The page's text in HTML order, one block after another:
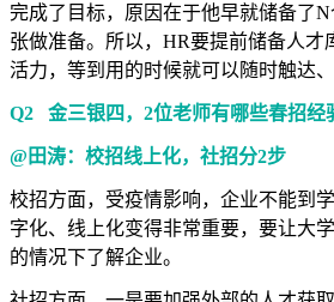
完成了目标，原因在于他早就储备了
张做准备。所以，HR要提前储备人才
活力，等到用的时候就可以随时触达、
Q2 金三银四，2位老师有哪些春招经
@田涛：校招线上化，社招分2步
校招方面，受疫情影响，企业不能到
字化、线上化变得非常重要，要让大
的情况下了解企业。